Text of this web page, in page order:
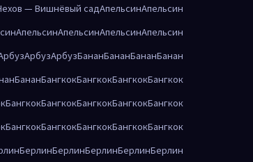
— Вишнёвый садАпельсинАпельсин
АпельсинАпельсинАпельсинАпельсин
АрбузАрбузБананБананБананБанан
БананБангкокБангкокБангкокБангкок
БангкокБангкокБангкокБангкокБангкок
БангкокБангкокБангкокБангкокБангкок
БерлинБерлинБерлинБерлинБерлин